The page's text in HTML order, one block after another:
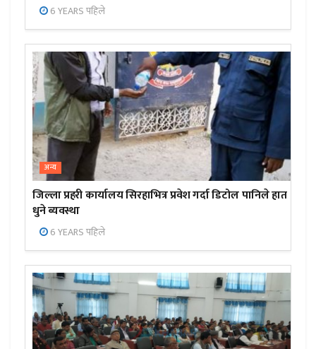
6 YEARS पहिले
अन्य
जिल्ला प्रहरी कार्यालय सिरहाभित्र प्रवेश गर्दा डिटोल पानिले हात
धुने ब्यवस्था
6 YEARS पहिले